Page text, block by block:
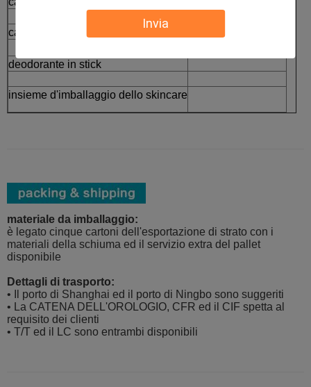
Invia
cassa del cuscino
deodorante in stick
insieme d'imballaggio dello skincare
materiale da imballaggio:
è legato cinque cartoni dell'esportazione di strato con i
materiali della schiuma ed il servizio extra del pallet
disponibile
Dettagli di trasporto:
• Il porto di Shanghai ed il porto di Ningbo sono suggeriti
• La CATENA DELL'OROLOGIO, CFR ed il CIF spetta al
requisito dei clienti
• T/T ed il LC sono entrambi disponibili